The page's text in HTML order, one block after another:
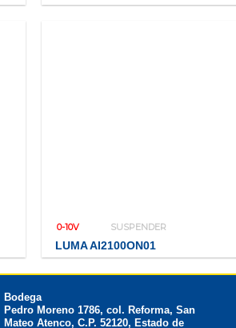
0-10V SUSPENDER
LUMA AI2100ON01
Bodega
Pedro Moreno 1786, col. Reforma, San
Mateo Atenco, C.P. 52120, Estado de